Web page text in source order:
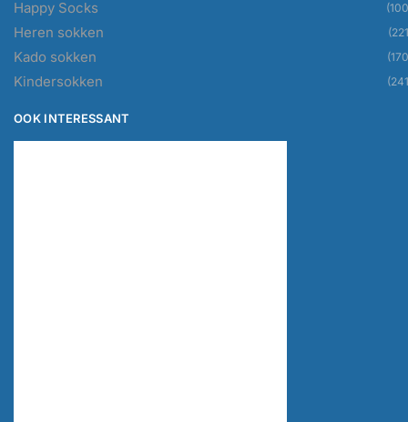
Happy Socks
Heren sokken
Kado sokken
Kindersokken
OOK INTERESSANT